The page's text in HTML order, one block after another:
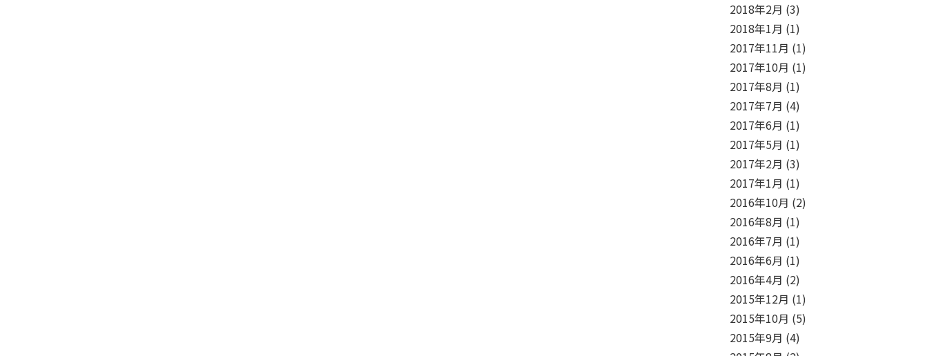
2018年2月 (3)
2018年1月 (1)
2017年11月 (1)
2017年10月 (1)
2017年8月 (1)
2017年7月 (4)
2017年6月 (1)
2017年5月 (1)
2017年2月 (3)
2017年1月 (1)
2016年10月 (2)
2016年8月 (1)
2016年7月 (1)
2016年6月 (1)
2016年4月 (2)
2015年12月 (1)
2015年10月 (5)
2015年9月 (4)